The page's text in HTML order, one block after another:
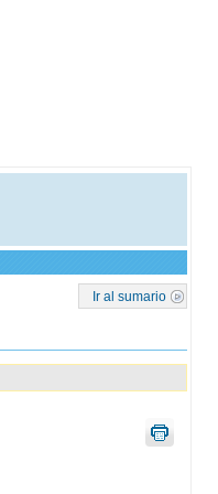
Ir al sumario